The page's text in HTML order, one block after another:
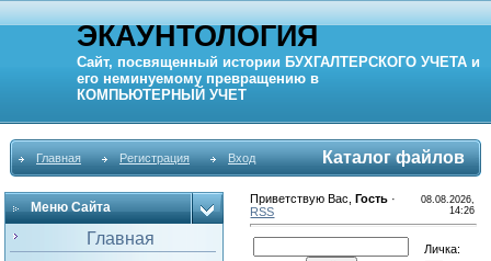
ЭКАУНТОЛОГИЯ
Сайт, посвященный истории БУХГАЛТЕРСКОГО УЧЕТА и
его неминуемому превращению в
КОМПЬЮТЕРНЫЙ УЧЕТ
Главная Регистрация Вход Каталог файлов
Меню Сайта
Главная
Приветствую Вас ,Гость ·
RSS
08.08.2026,
14:26
Личка: